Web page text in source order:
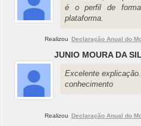
é o perfil de
plataforma.
Realizou Declaração Anual do
JUNIO MOURA DA
Excelente
conhecimento
Realizou Declaração Anual do